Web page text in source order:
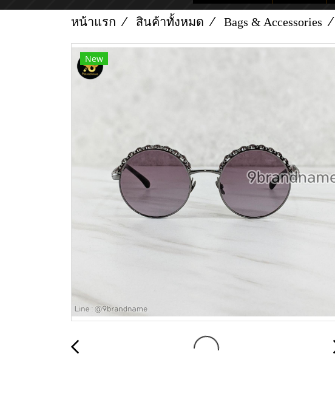
หน้าแรก สินค้าทั้งหมด Bags & Accessories
New